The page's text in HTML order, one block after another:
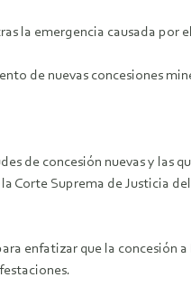
la emergencia causada por
de nuevas concesiones
de concesión nuevas y las
Corte Suprema de Justicia
enfatizar que la concesión